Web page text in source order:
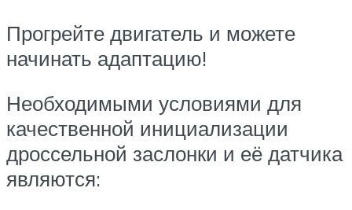
Прогрейте двигатель и можете
начинать адаптацию!
Необходимыми условиями для
качественной инициализации
дроссельной заслонки и её датчика
являются: